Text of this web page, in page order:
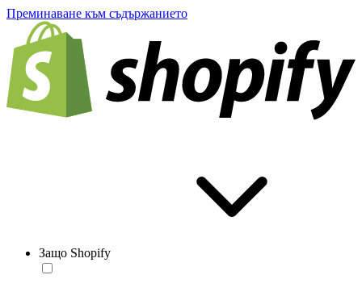
Преминаване към съдържанието
Защо Shopify